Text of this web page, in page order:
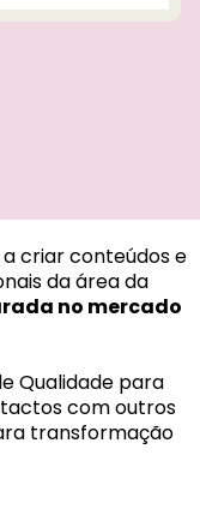
criar conteúdos e
da área da
no mercado
Qualidade para
com outros
transformação